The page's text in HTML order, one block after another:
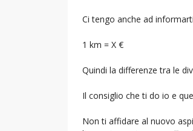
Ci tengo anche ad
1 km = X €
Quindi la differenze tra le
Il consiglio che ti do io e
Non ti affidare al nuovo